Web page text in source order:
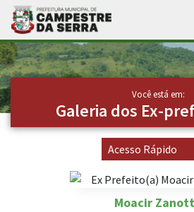
Ir para conteúdo principal
Conteúdo Principal
Você está em:
Galeria dos Ex-
Moacir